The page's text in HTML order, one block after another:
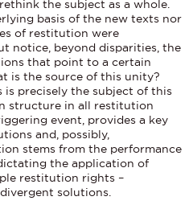
the subject as a whole.
basis of the new texts nor
of restitution were
notice, beyond disparities, the
that point to a certain
is the source of this unity?
is precisely the subject of this
structure in all restitution
event, provides a key
and, possibly,
stems from the performance
the application of
restitution rights –
solutions.